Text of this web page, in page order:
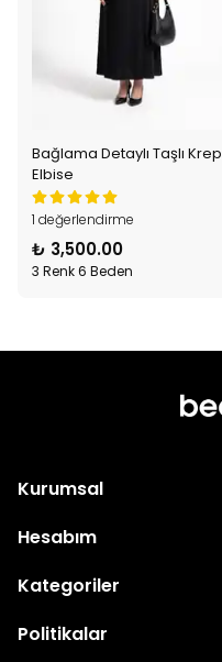
Bağlama Detaylı Taşlı Krep
Elbise
1 değerlendirme
₺ 3,500.00
3 Renk 6 Beden
Kurumsal
Hesabım
Kategoriler
Politikalar